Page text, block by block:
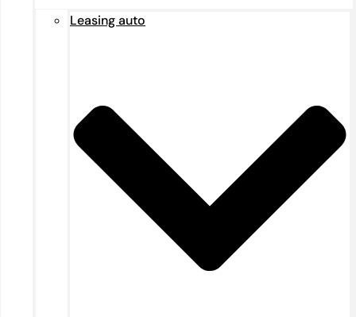
Leasing auto